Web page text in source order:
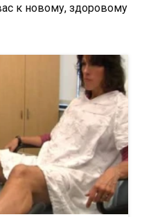
к новому, здоровому